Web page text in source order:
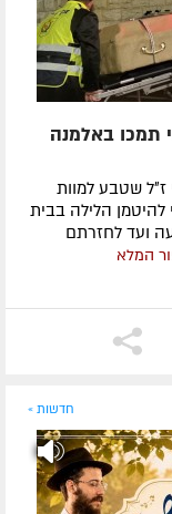
תמכו באלמנה
ז״ל שטבע למוות
להיטמן הלילה בבית
ועד לחזרתם
המלא
חדשות »